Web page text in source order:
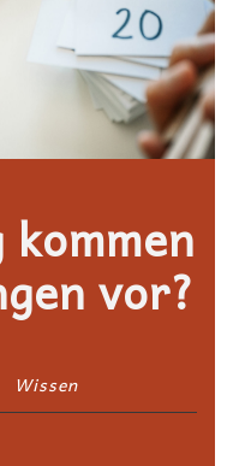
vor?
Wissen